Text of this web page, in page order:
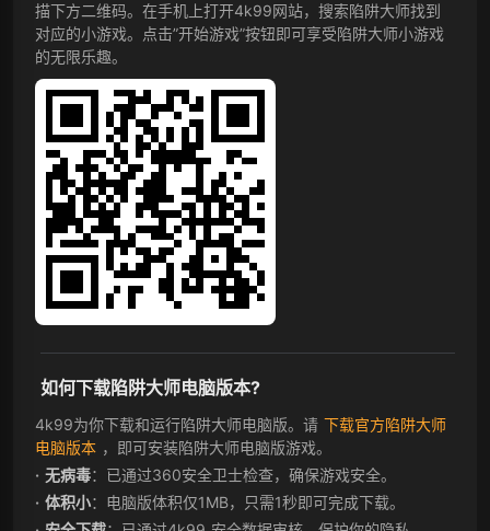
描下方二维码。在手机上打开4k99网站，搜索陷阱大师找到
对应的小游戏。点击”开始游戏”按钮即可享受陷阱大师小游戏
的无限乐趣。
如何下载陷阱大师电脑版本?
4k99为你下载和运行陷阱大师电脑版。请 下载官方陷阱大师
电脑版本 ，即可安装陷阱大师电脑版游戏。
无病毒：已通过360安全卫士检查，确保游戏安全。
体积小：电脑版体积仅1MB，只需1秒即可完成下载。